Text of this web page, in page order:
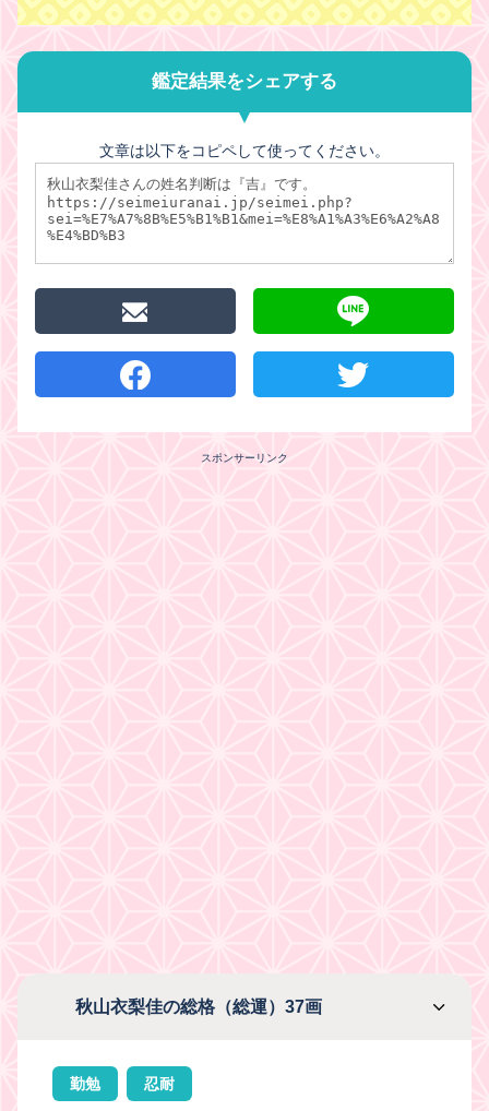
鑑定結果をシェアする
文章は以下をコピペして使ってください。
スポンサーリンク
秋山衣梨佳の総格（総運）37画
勤勉 忍耐